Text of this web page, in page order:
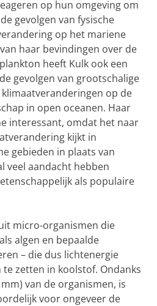
op hun omgeving om
gevolgen van fysische
op het mariene
haar bevindingen over de
heeft Kulk ook een
gevolgen van grootschalige
op de
in open oceanen. Haar
interessant, omdat het naar
kijkt in
gebieden in plaats van
veel aandacht hebben
als populaire
micro-organismen die
algen en bepaalde
– die dus lichtenergie
te zetten in koolstof. Ondanks
van de organismen, is
voor ongeveer de